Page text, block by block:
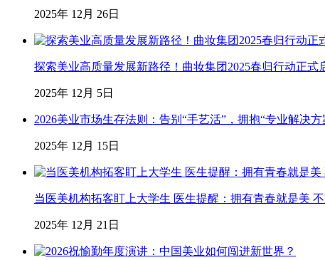
2025年 12月 26日
探索美业高质量发展新路径！曲妆集团2025春归行动正式
2025年 12月 5日
2026美业市场生存法则：告别“手艺活”，拥抱“专业解决方
2025年 12月 15日
当医美机构拓客盯上大学生 医生提醒：拥有青春就是美
2025年 12月 21日